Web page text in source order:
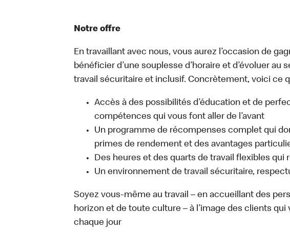
Notre offre
En travaillant avec nous, vous aurez l’occasion de
bénéficier d’une souplesse d’horaire et d’évoluer au
travail sécuritaire et inclusif. Concrètement, voici ce
Accès à des possibilités d’éducation et de
compétences qui vous font aller de l’avant
Un programme de récompenses complet qui
primes de rendement et des avantages
Des heures et des quarts de travail flexibles qui
Un environnement de travail sécuritaire,
Soyez vous-même au travail – en accueillant des
horizon et de toute culture – à l’image des clients
chaque jour